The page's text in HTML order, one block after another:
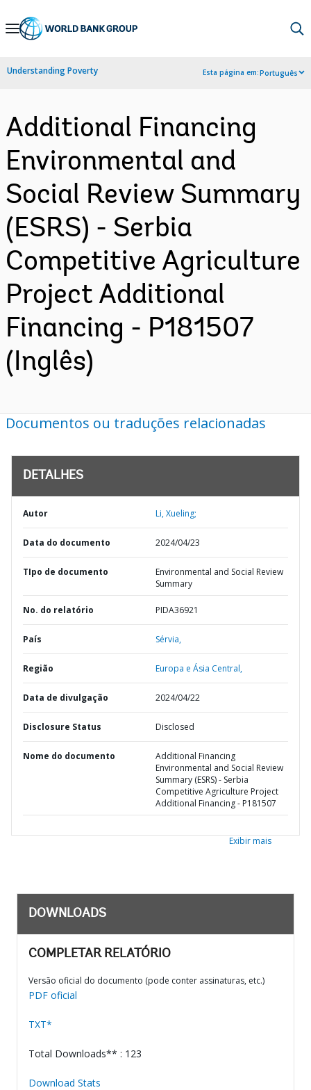
Skip
Navigation
Understanding Poverty Esta página em:Português
Additional Financing
Environmental and
Social Review Summary
(ESRS) - Serbia
Competitive Agriculture
Project Additional
Financing - P181507
(Inglês)
Documentos ou traduções relacionadas
DETALHES
Autor Li, Xueling;
Data do documento 2024/04/23
TIpo de documento
Environmental and Social Review
Summary
No. do relatório PIDA36921
País Sérvia,
Região Europa e Ásia Central,
Data de divulgação 2024/04/22
Disclosure Status Disclosed
Nome do documento
Additional Financing
Environmental and Social Review
Summary (ESRS) - Serbia
Competitive Agriculture Project
Additional Financing - P181507
Exibir mais
DOWNLOADS
COMPLETAR RELATÓRIO
Versão oficial do documento (pode conter assinaturas, etc.)
PDF oficial
TXT*
Total Downloads** : 123
Download Stats